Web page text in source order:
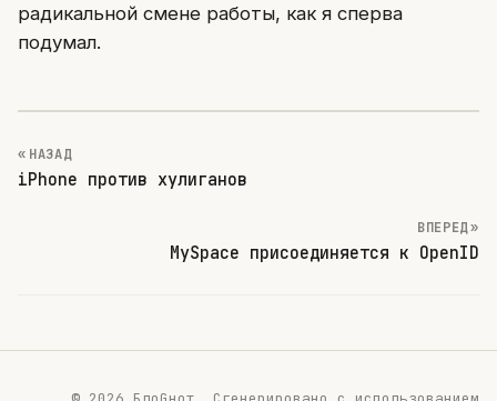
радикальной смене работы, как я сперва
подумал.
« НАЗАД
iPhone против хулиганов
ВПЕРЕД »
MySpace присоединяется к OpenID